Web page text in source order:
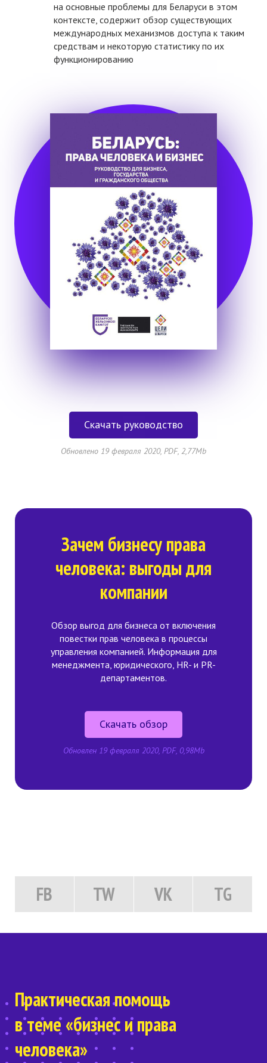
на основные проблемы для Беларуси в этом
контексте, содержит обзор существующих
международных механизмов доступа к таким
средствам и некоторую статистику по их
функционированию
Скачать руководство
Обновлено 19 февраля 2020, PDF, 2,77Mb
Зачем бизнесу права
человека: выгоды для
компании
Обзор выгод для бизнеса от включения
повестки прав человека в процессы
управления компанией. Информация для
менеджмента, юридического, HR- и PR-
департаментов.
Скачать обзор
Обновлен 19 февраля 2020, PDF, 0,98Mb
FB TW VK TG
Практическая помощь
в теме «бизнес и права
человека»